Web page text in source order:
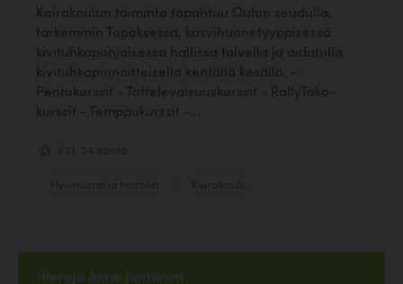
Koirakoulun toiminta tapahtuu Oulun seudulla,
tarkemmin Tupoksessa, kasvihuonetyyppisessä
kivituhkapohjaisessa hallissa talvella ja aidatulla
kivituhkapinnoitteisella kentällä kesällä. -
Pentukurssit - Tottelevaisuuskurssit - RallyToko-
kurssit - Temppukurssit -...
Hieroja Anne Juntunen